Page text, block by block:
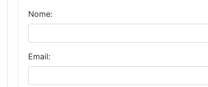
Nome:
Email: